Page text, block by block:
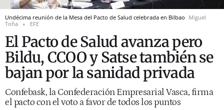
Undécima reunión de la Mesa del Pacto de Salud celebrada en Bilbao Miguel
Toña
EFE
El Pacto de Salud avanza pero
Bildu, CCOO y Satse también se
bajan por la sanidad privada
Confebask, la Confederación Empresarial Vasca, firma
el pacto con el voto a favor de todos los puntos